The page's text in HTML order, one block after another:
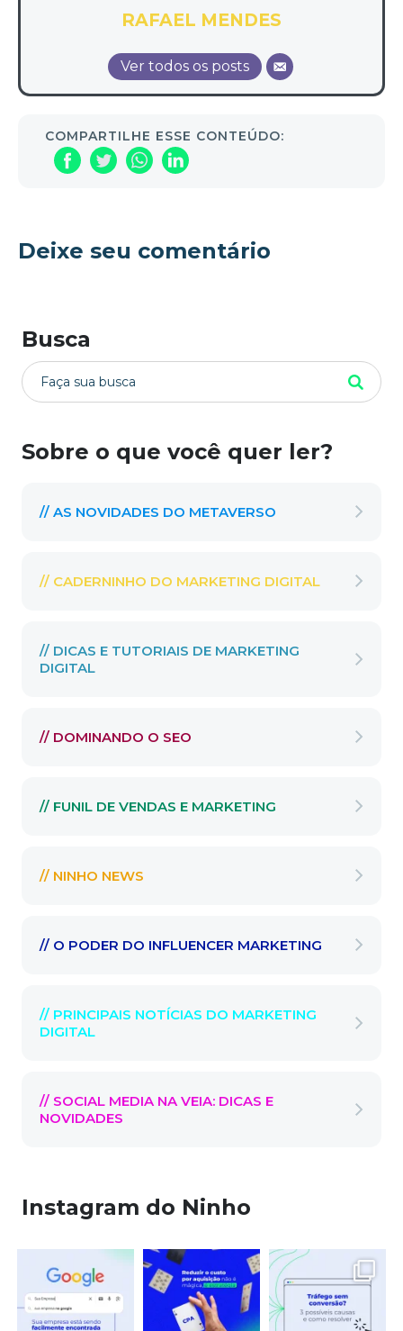
RAFAEL MENDES
Ver todos os posts
COMPARTILHE ESSE CONTEÚDO:
Deixe seu comentário
Busca
Sobre o que você quer ler?
// AS NOVIDADES DO METAVERSO
// CADERNINHO DO MARKETING DIGITAL
// DICAS E TUTORIAIS DE MARKETING
DIGITAL
// DOMINANDO O SEO
// FUNIL DE VENDAS E MARKETING
// NINHO NEWS
// O PODER DO INFLUENCER MARKETING
// PRINCIPAIS NOTÍCIAS DO MARKETING
DIGITAL
// SOCIAL MEDIA NA VEIA: DICAS E
NOVIDADES
Instagram do Ninho